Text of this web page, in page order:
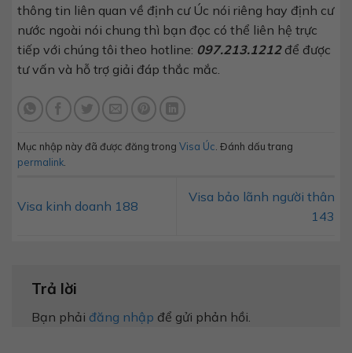
thông tin liên quan về định cư Úc nói riêng hay định cư
nước ngoài nói chung thì bạn đọc có thể liên hệ trực
tiếp với chúng tôi theo hotline: 097.213.1212để được
tư vấn và hỗ trợ giải đáp thắc mắc.
Mục nhập này đã được đăng trong Visa Úc . Đánh dấu trang
permalink
Visa kinh doanh 188
Visa bảo lãnh người thân
143
Trả lời
Bạn phải đăng nhập để gửi phản hồi.